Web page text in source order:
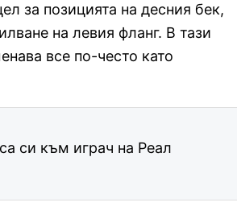
за позицията на десния бек,
на левия фланг. В тази
все по-често като
си към играч на Реал